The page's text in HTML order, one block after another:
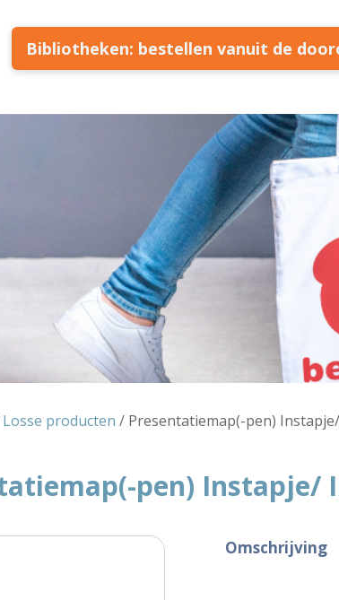
Bibliotheken: bestellen vanuit de
Losse producten / Presentatiemap(-pen)
pen) Instapje/
Omschrijving